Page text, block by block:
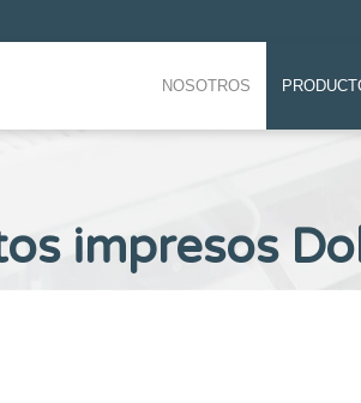
NOSOTROS
impresos